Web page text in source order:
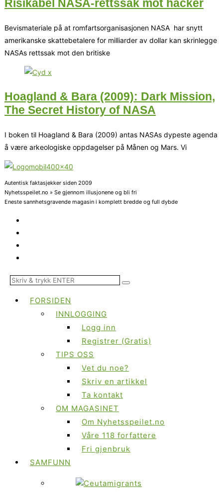
Risikabel NASA-rettssak mot hacker
Bevismateriale på at romfartsorganisasjonen NASA har snytt
amerikanske skattebetalere for milliarder av dollar kan skrinlegge
NASAs rettssak mot den britiske
Hoagland & Bara (2009): Dark Mission,
The Secret History of NASA
I boken til Hoagland & Bara (2009) antas NASAs dypeste agenda
å være arkeologiske oppdagelser på Månen og Mars. Vi
Autentisk faktasjekker siden 2009
Nyhetsspeilet.no » Se gjennom illusjonene og bli fri
Eneste sannhetsgravende magasin i komplett bredde og full dybde
FORSIDEN
INNLOGGING
Logg inn
Registrer (Gratis)
TIPS OSS
Vet du noe?
Skriv en artikkel
Ta kontakt
OM MAGASINET
Om Nyhetsspeilet.no
Våre 118 forfattere
Fri gjenbruk
SAMFUNN